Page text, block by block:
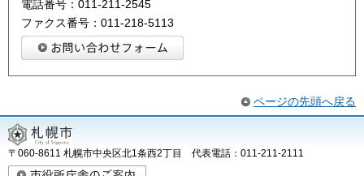
電話番号：011-211-2545
ファクス番号：011-218-5113
ページの先頭へ戻る
〒060-8611 札幌市中央区北1条西2丁目 代表電話：011-211-2111